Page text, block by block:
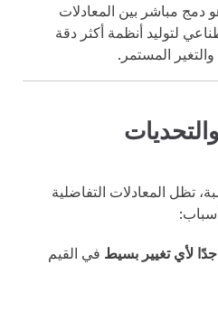
دمج مباشر بين المعادلات
لتوليد أنظمة أكثر دقة
المستمر.
تظل المعادلات التفاضلية
لأي تغيير بسيط في القيم